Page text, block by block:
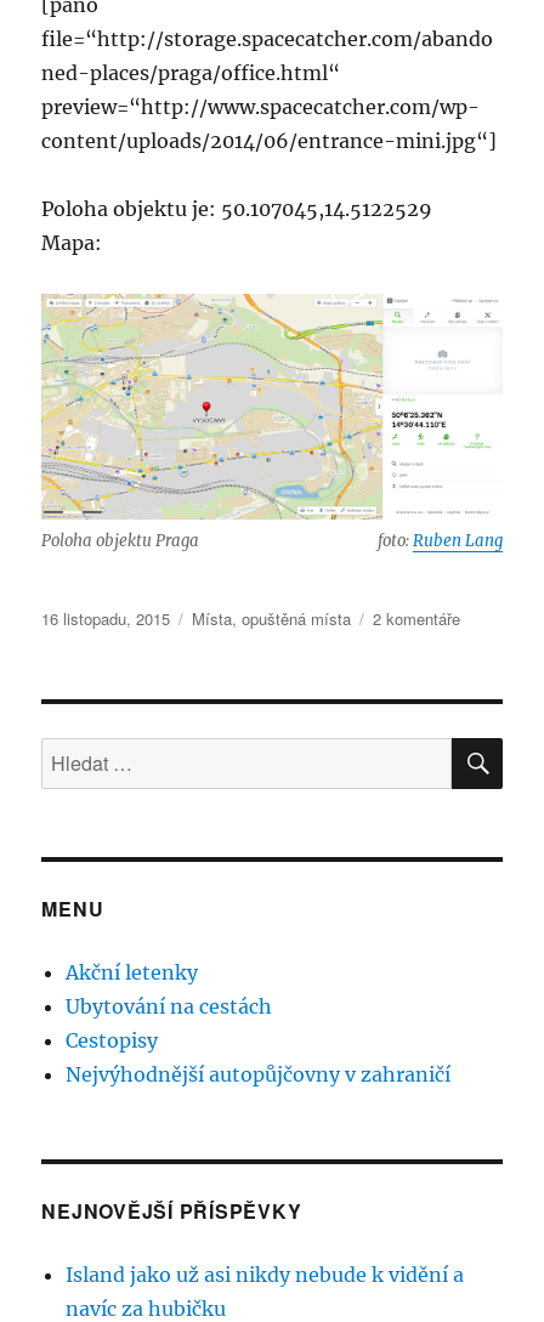
file=“http://storage.spacecatcher.com/abando
ned-places/praga/office.html“
preview=“http://www.spacecatcher.com/wp-
content/uploads/2014/06/entrance-mini.jpg“]
Poloha objektu je: 50.107045,14.5122529
Mapa:
Poloha objektu Praga foto:Ruben Lang
Publikováno:
16 listopadu, 2015 Rubriky:
Místa,opuštěná místa 2 komentářeu
názvem
Praga
–
Hledat:
MENU
Akční letenky
Ubytování na cestách
Cestopisy
Nejvýhodnější autopůjčovny v zahraničí
NEJNOVĚJŠÍ PŘÍSPĚVKY
Island jako už asi nikdy nebude k vidění a
navíc za hubičku